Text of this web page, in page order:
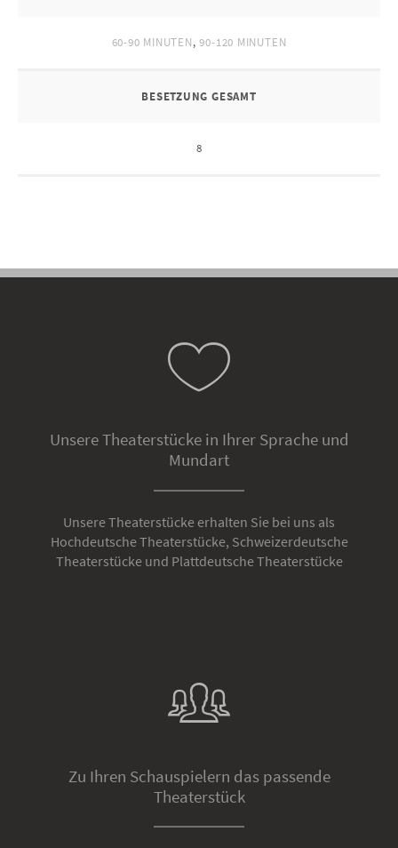
60-90 MINUTEN,90-120 MINUTEN
BESETZUNG GESAMT
8
Unsere Theaterstücke in Ihrer Sprache und
Mundart
Unsere Theaterstücke erhalten Sie bei uns als
Hochdeutsche Theaterstücke, Schweizerdeutsche
Theaterstücke und Plattdeutsche Theaterstücke
Zu Ihren Schauspielern das passende
Theaterstück